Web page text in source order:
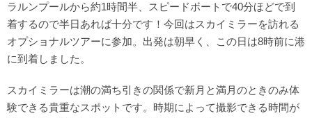
ラルンプールから約1時間半、スピードボートで40分ほどで到
着するので半日あれば十分です！今回はスカイミラーを訪れる
オプショナルツアーに参加。出発は朝早く、この日は8時前に港
に到着しました。
スカイミラーは潮の満ち引きの関係で新月と満月のときのみ体
験できる貴重なスポットです。時期によって撮影できる時間が